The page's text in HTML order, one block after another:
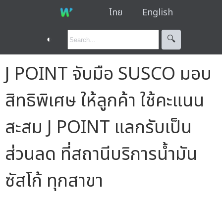
ไทย English
◐ 🔍︎
J POINT จับมือ SUSCO มอบ
สิทธิพิเศษ ให้ลูกค้า ใช้คะแนน
สะสม J POINT แลกรับเป็น
ส่วนลด ที่สถานีบริการน้ำมัน
ซัสโก้ ทุกสาขา